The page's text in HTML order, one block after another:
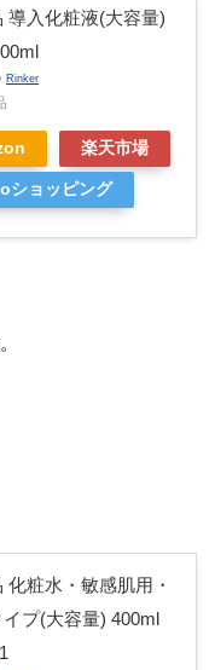
導入化粧液(大容量)
Rinker
楽天市場
ショッピング
化粧水・敏感肌用・
プ(大容量) 400ml